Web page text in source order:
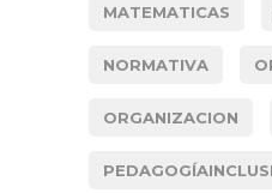
MATEMATICAS
NORMATIVA
ORGANIZACION